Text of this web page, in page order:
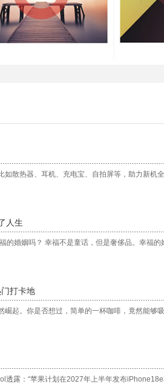
散热器、耳机、充电宝、自拍屏等，助力新机
人生
的婚姻吗？ 幸福不是童话，但是奢侈品。幸福
打卡地
起。你是否想过，简单的一杯咖啡，竟然能够
露：“苹果计划在2027年上半年发布